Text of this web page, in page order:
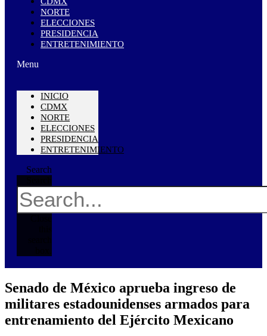
NORTE
ELECCIONES
PRESIDENCIA
ENTRETENIMIENTO
Menu
INICIO
CDMX
NORTE
ELECCIONES
PRESIDENCIA
ENTRETENIMIENTO
Search
Senado de México aprueba ingreso de
militares estadounidenses armados para
entrenamiento del Ejército Mexicano